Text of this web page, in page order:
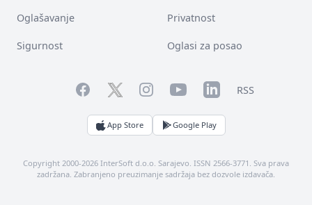
Oglašavanje Privatnost
Sigurnost Oglasi za posao
FacebookTwitterInstagramYouTubeLinkedInRSS
App Store Google Play
Copyright 2000-2026 InterSoft d.o.o. Sarajevo. ISSN 2566-3771. Sva prava
zadržana. Zabranjeno preuzimanje sadržaja bez dozvole izdavača.